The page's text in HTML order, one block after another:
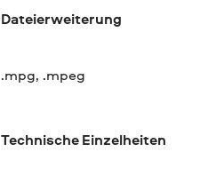
Dateierweiterung
.mpg, .mpeg
Technische Einzelheiten